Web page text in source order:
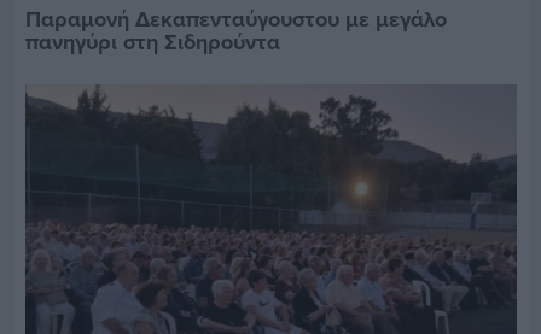
Παραμονή Δεκαπενταύγουστου με μεγάλο
πανηγύρι στη Σιδηρούντα